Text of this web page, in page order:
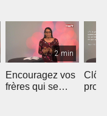
2 min
Encouragez vos
frères qui se